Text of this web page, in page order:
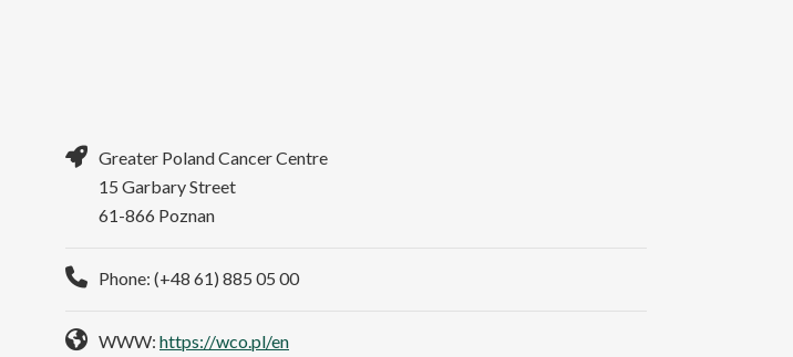
Greater Poland Cancer Centre
15 Garbary Street
61-866 Poznan
Phone: (+48 61) 885 05 00
WWW: https://wco.pl/en